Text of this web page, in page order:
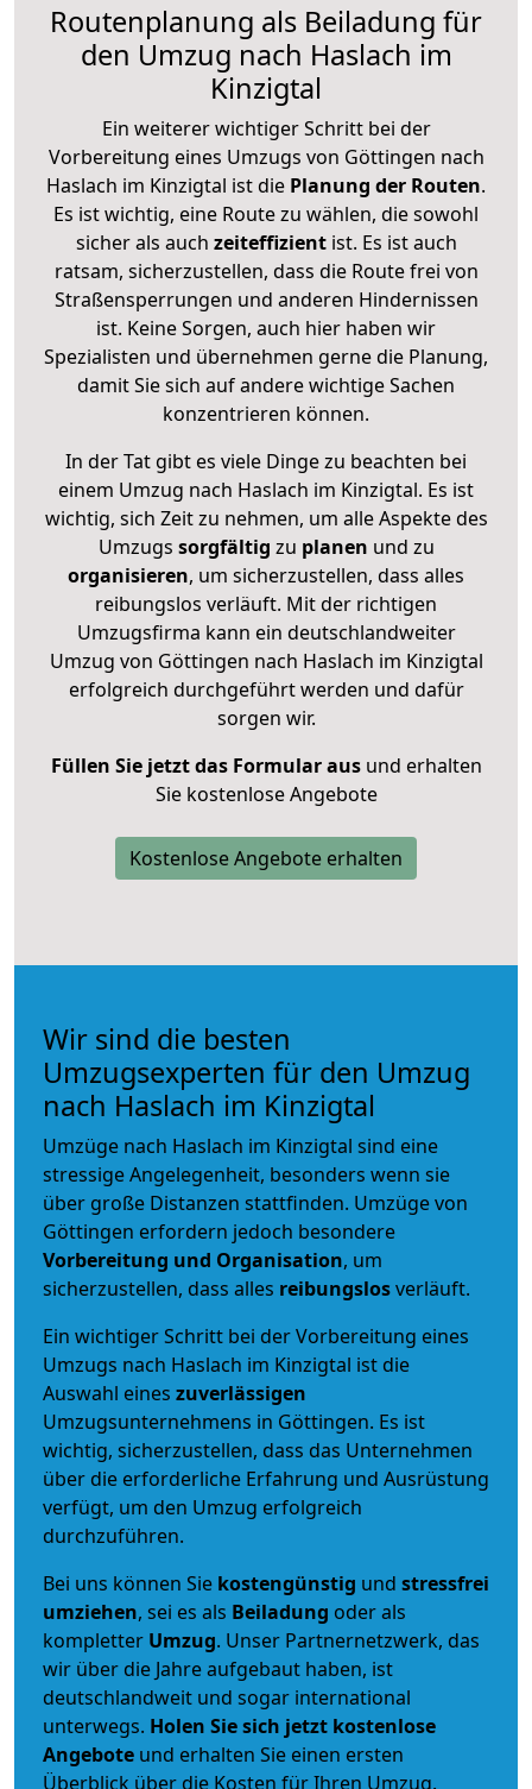
Routenplanung als Beiladung für
den Umzug nach Haslach im
Kinzigtal
Ein weiterer wichtiger Schritt bei der
Vorbereitung eines Umzugs von Göttingen nach
Haslach im Kinzigtal ist die Planung der Routen.
Es ist wichtig, eine Route zu wählen, die sowohl
sicher als auch zeiteffizientist. Es ist auch
ratsam, sicherzustellen, dass die Route frei von
Straßensperrungen und anderen Hindernissen
ist. Keine Sorgen, auch hier haben wir
Spezialisten und übernehmen gerne die Planung,
damit Sie sich auf andere wichtige Sachen
konzentrieren können.
In der Tat gibt es viele Dinge zu beachten bei
einem Umzug nach Haslach im Kinzigtal. Es ist
wichtig, sich Zeit zu nehmen, um alle Aspekte des
Umzugs sorgfältig zu planen und zu
organisieren, um sicherzustellen, dass alles
reibungslos verläuft. Mit der richtigen
Umzugsfirma kann ein deutschlandweiter
Umzug von Göttingen nach Haslach im Kinzigtal
erfolgreich durchgeführt werden und dafür
sorgen wir.
Füllen Sie jetzt das Formular ausund erhalten
Sie kostenlose Angebote
Kostenlose Angebote erhalten
Wir sind die besten
Umzugsexperten für den Umzug
nach Haslach im Kinzigtal
Umzüge nach Haslach im Kinzigtal sind eine
stressige Angelegenheit, besonders wenn sie
über große Distanzen stattfinden. Umzüge von
Göttingen erfordern jedoch besondere
Vorbereitung und Organisation, um
sicherzustellen, dass alles reibungslosverläuft.
Ein wichtiger Schritt bei der Vorbereitung eines
Umzugs nach Haslach im Kinzigtal ist die
Auswahl eines zuverlässigen
Umzugsunternehmens in Göttingen. Es ist
wichtig, sicherzustellen, dass das Unternehmen
über die erforderliche Erfahrung und Ausrüstung
verfügt, um den Umzug erfolgreich
durchzuführen.
Bei uns können Sie kostengünstig und stressfrei
umziehen, sei es als Beiladung oder als
kompletter Umzug. Unser Partnernetzwerk, das
wir über die Jahre aufgebaut haben, ist
deutschlandweit und sogar international
unterwegs. Holen Sie sich jetzt kostenlose
Angebote und erhalten Sie einen ersten
Überblick über die Kosten für Ihren Umzug.